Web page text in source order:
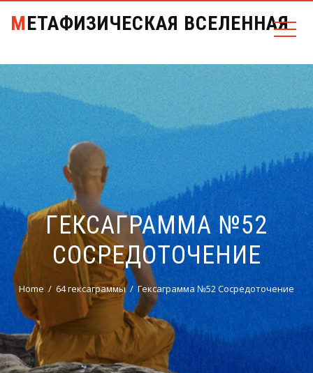
МЕТАФИЗИЧЕСКАЯ ВСЕЛЕННАЯ
ГЕКСАГРАММА №52
СОСРЕДОТОЧЕНИЕ
Home 64 гексаграммы Гексаграмма №52 Сосредоточение